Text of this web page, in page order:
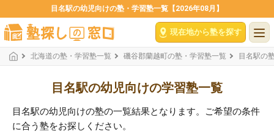
目名駅の幼児向けの塾・学習塾一覧【2026年08月】
現在地から塾を探す
北海道の塾・学習塾一覧 磯谷郡蘭越町の塾・学習塾一覧 目名駅の
目名駅の幼児向けの学習塾一覧
目名駅の幼児向けの塾の一覧結果となります。ご希望の条件
に合う塾をお探しください。